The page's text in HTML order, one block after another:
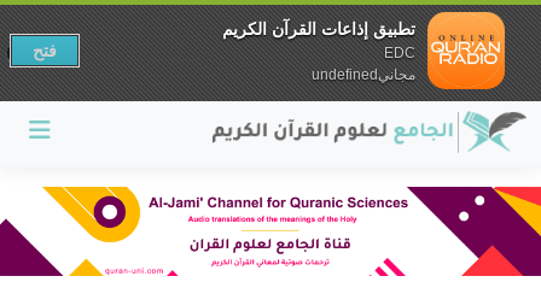
تطبيق إذاعات القرآن الكريم
EDC
مجانيundefined
فتح